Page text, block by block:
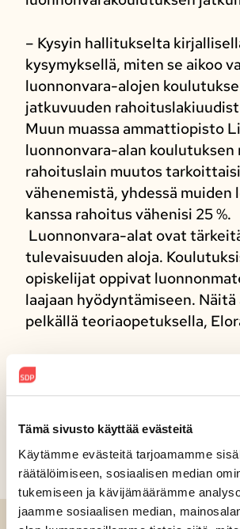
Tämä sivusto käyttää evästeitä
Käytämme evästeitä tarjoamamme
räätälöimiseen, sosiaalisen median
tukemiseen ja kävijämäärämme
jaamme sosiaalisen median,
– Kysyin hallitukselta
kysymyksellä, miten se aikoo
luonnonvara-alojen
jatkuvuuden
Muun muassa ammattiopisto
luonnonvara-alan koulutuksen
rahoituslain muutos
vähenemistä, yhdessä muiden
kanssa rahoitus vähenisi 25 %.
Luonnonvara-alat ovat
tulevaisuuden aloja.
opiskelijat oppivat
laajaan hyödyntämiseen.
pelkällä teoriaopetuksella,
Jaa sosiaalisessa